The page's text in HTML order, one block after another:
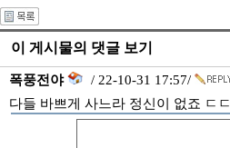
이 게시물의 댓글 보기
폭풍전야
/ 22-10-31 17:57/
다들 바쁘게 사느라 정신이 없죠 ㄷㄷ